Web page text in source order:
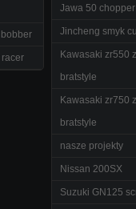
Jawa 50
Jincheng smyk
Kawasaki zr550
bratstyle
Kawasaki zr750
bratstyle
nasze projekty
Nissan 200SX
Suzuki GN125